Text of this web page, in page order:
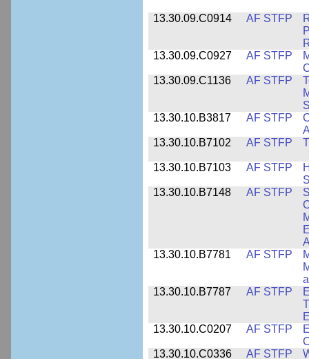
13.30.09.C0914 AF STFP
13.30.09.C0927
AF STFP
13.30.09.C1136
AF STFP
13.30.10.B3817
AF STFP
13.30.10.B7102
AF STFP
13.30.10.B7103 AF STFP
13.30.10.B7148
AF STFP
13.30.10.B7781
AF STFP
13.30.10.B7787
AF STFP
13.30.10.C0207
AF STFP
13.30.10.C0336
AF STFP